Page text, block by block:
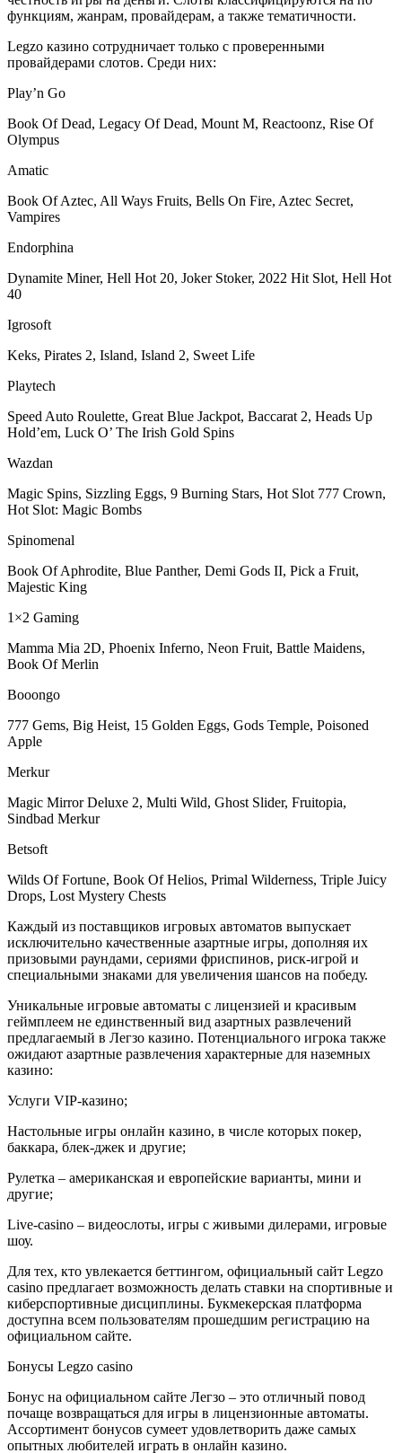
функциям, жанрам, провайдерам, а также тематичности.
Legzo казино сотрудничает только с проверенными
провайдерами слотов. Среди них:
Play’n Go
Book Of Dead, Legacy Of Dead, Mount M, Reactoonz, Rise Of
Olympus
Amatic
Book Of Aztec, All Ways Fruits, Bells On Fire, Aztec Secret,
Vampires
Endorphina
Dynamite Miner, Hell Hot 20, Joker Stoker, 2022 Hit Slot, Hell Hot
40
Igrosoft
Keks, Pirates 2, Island, Island 2, Sweet Life
Playtech
Speed Auto Roulette, Great Blue Jackpot, Baccarat 2, Heads Up
Hold’em, Luck O’ The Irish Gold Spins
Wazdan
Magic Spins, Sizzling Eggs, 9 Burning Stars, Hot Slot 777 Crown,
Hot Slot: Magic Bombs
Spinomenal
Book Of Aphrodite, Blue Panther, Demi Gods II, Pick a Fruit,
Majestic King
1×2 Gaming
Mamma Mia 2D, Phoenix Inferno, Neon Fruit, Battle Maidens,
Book Of Merlin
Booongo
777 Gems, Big Heist, 15 Golden Eggs, Gods Temple, Poisoned
Apple
Merkur
Magic Mirror Deluxe 2, Multi Wild, Ghost Slider, Fruitopia,
Sindbad Merkur
Betsoft
Wilds Of Fortune, Book Of Helios, Primal Wilderness, Triple Juicy
Drops, Lost Mystery Chests
Каждый из поставщиков игровых автоматов выпускает
исключительно качественные азартные игры, дополняя их
призовыми раундами, сериями фриспинов, риск-игрой и
специальными знаками для увеличения шансов на победу.
Уникальные игровые автоматы с лицензией и красивым
геймплеем не единственный вид азартных развлечений
предлагаемый в Легзо казино. Потенциального игрока также
ожидают азартные развлечения характерные для наземных
казино:
Услуги VIP-казино;
Настольные игры онлайн казино, в числе которых покер,
баккара, блек-джек и другие;
Рулетка – американская и европейские варианты, мини и
другие;
Live-casino – видеослоты, игры с живыми дилерами, игровые
шоу.
Для тех, кто увлекается беттингом, официальный сайт Legzo
casino предлагает возможность делать ставки на спортивные и
киберспортивные дисциплины. Букмекерская платформа
доступна всем пользователям прошедшим регистрацию на
официальном сайте.
Бонусы Legzo casino
Бонус на официальном сайте Легзо – это отличный повод
почаще возвращаться для игры в лицензионные автоматы.
Ассортимент бонусов сумеет удовлетворить даже самых
опытных любителей играть в онлайн казино.